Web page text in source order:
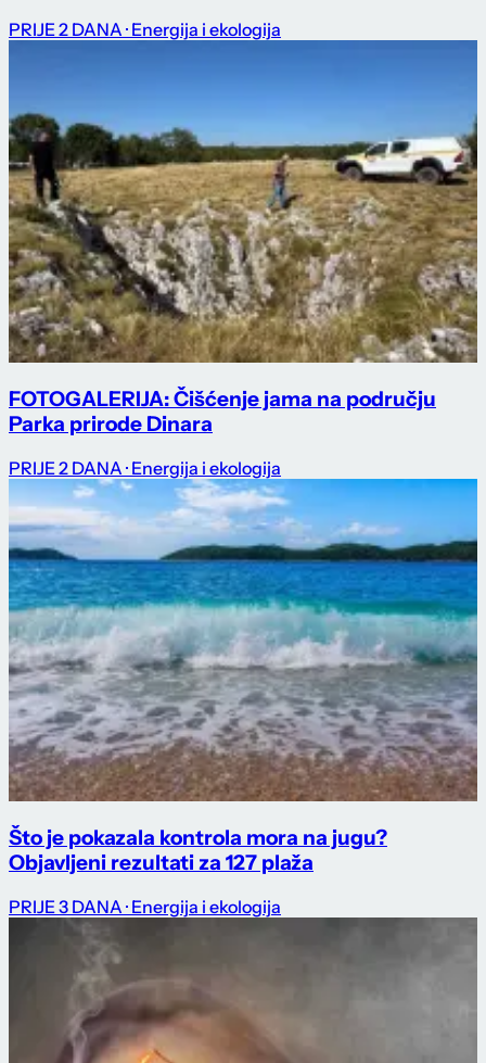
PRIJE 2 DANA · Energija i ekologija
FOTOGALERIJA: Čišćenje jama na području
Parka prirode Dinara
PRIJE 2 DANA · Energija i ekologija
Što je pokazala kontrola mora na jugu?
Objavljeni rezultati za 127 plaža
PRIJE 3 DANA · Energija i ekologija